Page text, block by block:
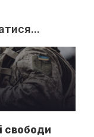
свободи